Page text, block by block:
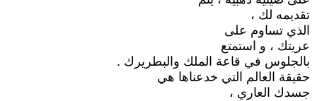
تقديمه لك ،
الذي تساوم على
عريتك ، و استمتع
بالجلوس في قاعة الملك والبطريرك .
حقيقة العالم التي خدعناها هي
جسدك العاري ،